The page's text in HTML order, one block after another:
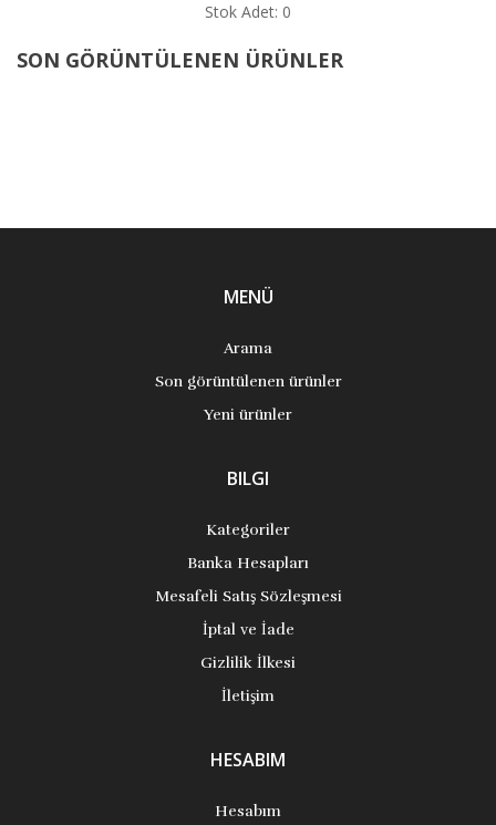
Stok Adet: 0
SON GÖRÜNTÜLENEN ÜRÜNLER
MENÜ
Arama
Son görüntülenen ürünler
Yeni ürünler
BILGI
Kategoriler
Banka Hesapları
Mesafeli Satış Sözleşmesi
İptal ve İade
Gizlilik İlkesi
İletişim
HESABIM
Hesabım